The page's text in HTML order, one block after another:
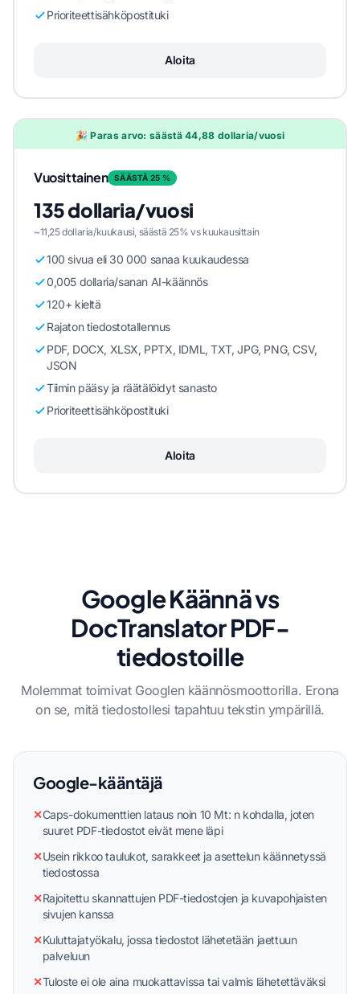
Prioriteettisähköpostituki
Aloita
🎉 Paras arvo: säästä 44,88 dollaria/vuosi
Vuosittainen SÄÄSTÄ 25 %
135 dollaria/vuosi
~11,25 dollaria/kuukausi, säästä 25% vs kuukausittain
100 sivua eli 30 000 sanaa kuukaudessa
0,005 dollaria/sanan AI-käännös
120+ kieltä
Rajaton tiedostotallennus
PDF, DOCX, XLSX, PPTX, IDML, TXT, JPG, PNG, CSV,
JSON
Tiimin pääsy ja räätälöidyt sanasto
Prioriteettisähköpostituki
Aloita
Google Käännä vs
DocTranslator PDF-
tiedostoille
Molemmat toimivat Googlen käännösmoottorilla. Erona
on se, mitä tiedostollesi tapahtuu tekstin ympärillä.
Google-kääntäjä
✕Caps-dokumenttien lataus noin 10 Mt: n kohdalla, joten
suuret PDF-tiedostot eivät mene läpi
✕Usein rikkoo taulukot, sarakkeet ja asettelun käännetyssä
tiedostossa
✕Rajoitettu skannattujen PDF-tiedostojen ja kuvapohjaisten
sivujen kanssa
✕Kuluttajatyökalu, jossa tiedostot lähetetään jaettuun
palveluun
✕Tuloste ei ole aina muokattavissa tai valmis lähetettäväksi